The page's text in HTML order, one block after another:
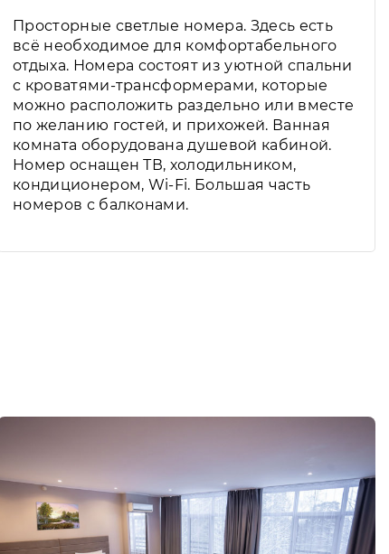
Просторные светлые номера. Здесь есть
всё необходимое для комфортабельного
отдыха. Номера состоят из уютной спальни
с кроватями-трансформерами, которые
можно расположить раздельно или вместе
по желанию гостей, и прихожей. Ванная
комната оборудована душевой кабиной.
Номер оснащен ТВ, холодильником,
кондиционером, Wi-Fi. Большая часть
номеров с балконами.